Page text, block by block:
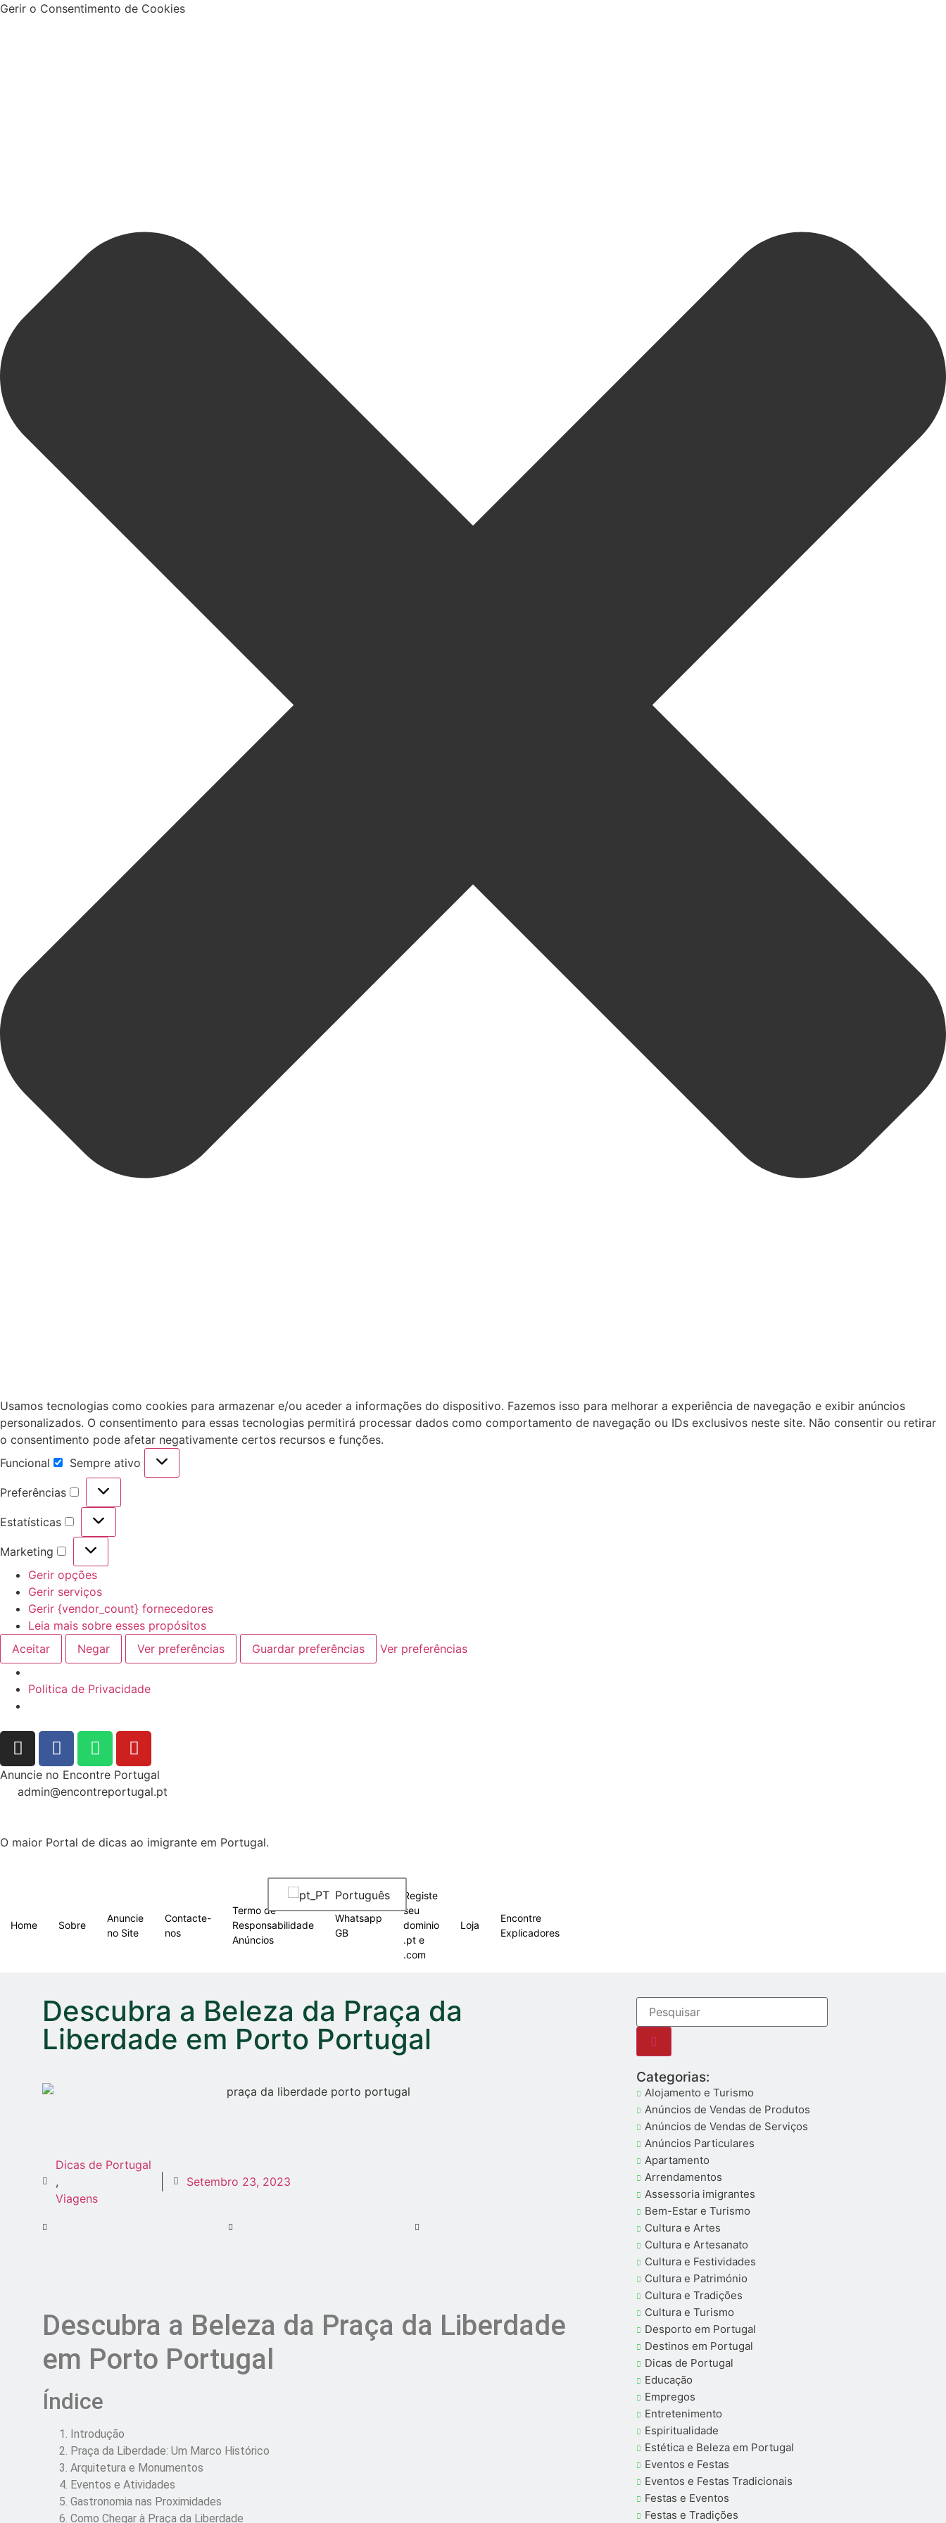
Gerir o Consentimento de Cookies
Usamos tecnologias como cookies para armazenar e/ou aceder a informações do dispositivo. Fazemos isso para melhorar a experiência de navegação e exibir anúncios
personalizados. O consentimento para essas tecnologias permitirá processar dados como comportamento de navegação ou IDs exclusivos neste site. Não consentir ou retirar
o consentimento pode afetar negativamente certos recursos e funções.
Funcional
Sempre ativo
Preferências
Estatísticas
Marketing
Gerir opções
Gerir serviços
Gerir {vendor_count} fornecedores
Leia mais sobre esses propósitos
Aceitar
Negar Ver preferências Guardar preferências Ver preferências
Politica de Privacidade
Anuncie no Encontre Portugal
admin@encontreportugal.pt
O maior Portal de dicas ao imigrante em Portugal.
Home Sobre
Anuncie
no Site
Contacte-
nos
Termo de
Responsabilidade
Anúncios
Whatsapp
GB
Registe
seu
dominio
.pt e
.com
Loja
Encontre
Explicadores
Português
Descubra a Beleza da Praça da
Liberdade em Porto Portugal
Dicas de Portugal
,
Viagens
Setembro 23, 2023
Descubra a Beleza da Praça da Liberdade
em Porto Portugal
Índice
Introdução
Praça da Liberdade: Um Marco Histórico
Arquitetura e Monumentos
Eventos e Atividades
Gastronomia nas Proximidades
Como Chegar à Praça da Liberdade
Categorias:
Alojamento e Turismo
Anúncios de Vendas de Produtos
Anúncios de Vendas de Serviços
Anúncios Particulares
Apartamento
Arrendamentos
Assessoria imigrantes
Bem-Estar e Turismo
Cultura e Artes
Cultura e Artesanato
Cultura e Festividades
Cultura e Património
Cultura e Tradições
Cultura e Turismo
Desporto em Portugal
Destinos em Portugal
Dicas de Portugal
Educação
Empregos
Entretenimento
Espiritualidade
Estética e Beleza em Portugal
Eventos e Festas
Eventos e Festas Tradicionais
Festas e Eventos
Festas e Tradições